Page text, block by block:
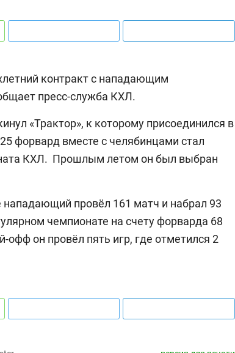
контракт с нападающим
пресс-служба КХЛ.
«Трактор», к которому присоединился в
форвард вместе с челябинцами стал
КХЛ. Прошлым летом он был выбран
нападающий провёл 161 матч и набрал 93
чемпионате на счету форварда 68
офф он провёл пять игр, где отметился 2